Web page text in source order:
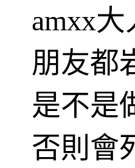
amxx
朋友都
是不是
否則會